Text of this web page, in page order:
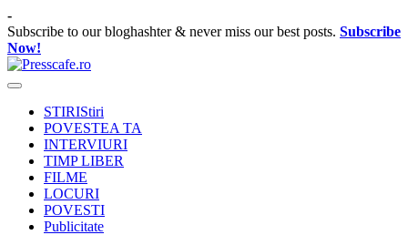
Skip
to
content
-
Subscribe to our bloghashter & never miss our best posts. Subscribe
Now!
Presscafe.ro
Cafeneau
urbaneSTIRIStiri
POVESTEA TA
INTERVIURI
TIMP LIBER
FILME
LOCURI
POVESTI
Publicitate